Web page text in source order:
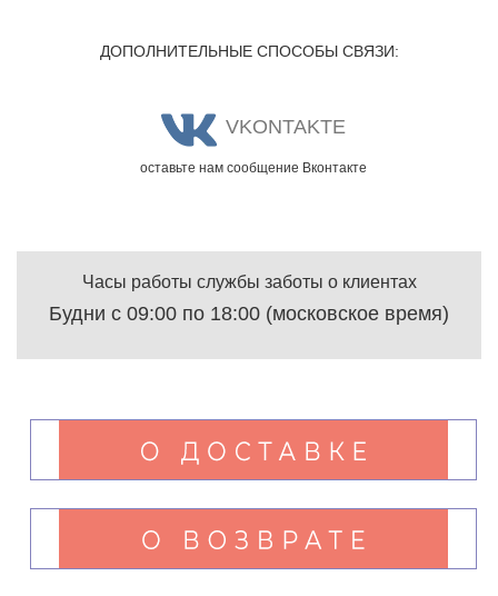
ДОПОЛНИТЕЛЬНЫЕ СПОСОБЫ СВЯЗИ:
VKONTAKTE
оставьте нам сообщение Вконтакте
Часы работы службы заботы о клиентах
Будни с 09:00 по 18:00 (московское время)